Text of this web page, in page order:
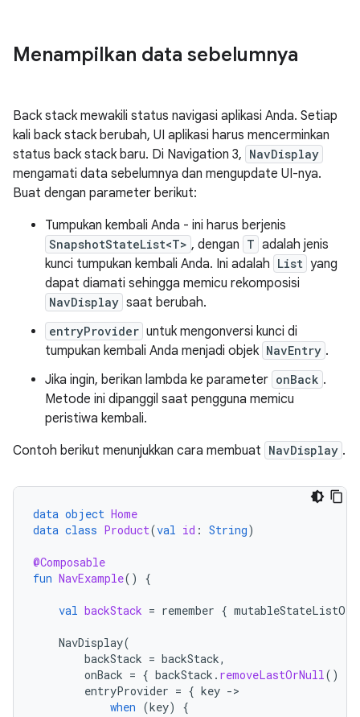
Menampilkan data sebelumnya
Back stack mewakili status navigasi aplikasi Anda. Setiap
kali back stack berubah, UI aplikasi harus mencerminkan
status back stack baru. Di Navigation 3, NavDisplay
mengamati data sebelumnya dan mengupdate UI-nya.
Buat dengan parameter berikut:
Tumpukan kembali Anda - ini harus berjenis
SnapshotStateList<T> , dengan T adalah jenis
kunci tumpukan kembali Anda. Ini adalah List yang
dapat diamati sehingga memicu rekomposisi
NavDisplay saat berubah.
entryProvider untuk mengonversi kunci di
tumpukan kembali Anda menjadi objek NavEntry .
Jika ingin, berikan lambda ke parameter onBack .
Metode ini dipanggil saat pengguna memicu
peristiwa kembali.
Contoh berikut menunjukkan cara membuat NavDisplay .
data object Home
data class Product(val id : String)
@Composable
fun NavExample() {
val backStack = remember {
NavDisplay(
backStack = backStack,
onBack = { backStack . removeLastOrNull()
entryProvider = { key -
when (key)
{